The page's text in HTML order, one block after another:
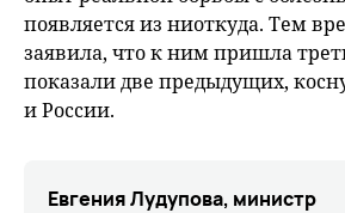
появляется из ниоткуда. Тем
заявила, что к ним пришла
показали две предыдущих,
и России.
Евгения Лудупова, министр